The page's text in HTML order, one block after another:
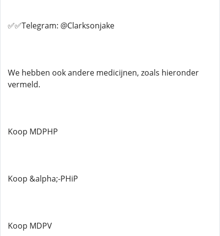
✅✅Telegram: @Clarksonjake
We hebben ook andere medicijnen, zoals hieronder
vermeld.
Koop MDPHP
Koop &alpha;-PHiP
Koop MDPV